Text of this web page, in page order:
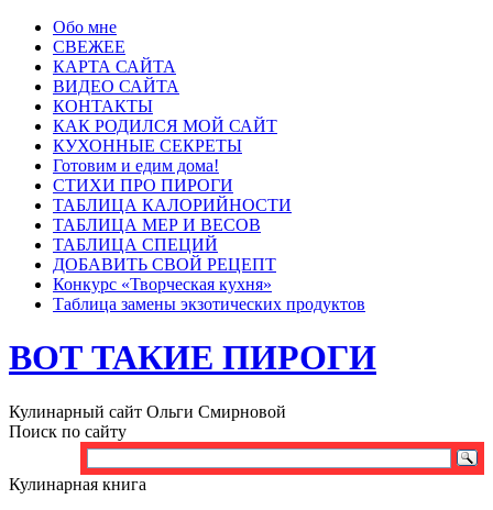
Обо мне
СВЕЖЕЕ
КАРТА САЙТА
ВИДЕО САЙТА
КОНТАКТЫ
КАК РОДИЛСЯ МОЙ САЙТ
КУХОННЫЕ СЕКРЕТЫ
Готовим и едим дома!
СТИХИ ПРО ПИРОГИ
ТАБЛИЦА КАЛОРИЙНОСТИ
ТАБЛИЦА МЕР И ВЕСОВ
ТАБЛИЦА СПЕЦИЙ
ДОБАВИТЬ СВОЙ РЕЦЕПТ
Конкурс «Творческая кухня»
Таблица замены экзотических продуктов
ВОТ ТАКИЕ ПИРОГИ
Кулинарный сайт Ольги Смирновой
Поиск по сайту
Кулинарная книга